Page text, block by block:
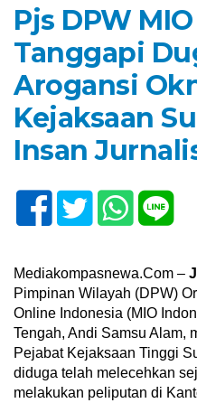
Pjs DPW
Tanggapi
Arogansi
Kejaksaan
Insan
Mediakompasnewa.Com –
Pimpinan Wilayah (DPW)
Online Indonesia (MIO
Tengah, Andi Samsu Alam,
Pejabat Kejaksaan Tinggi
diduga telah melecehkan
melakukan peliputan di